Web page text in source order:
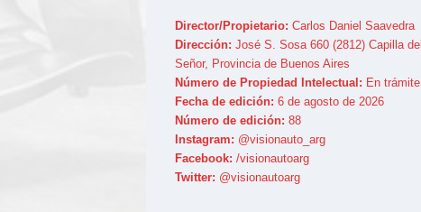
Director/Propietario: Carlos Daniel Saavedra
Dirección: José S. Sosa 660 (2812) Capilla del
Señor, Provincia de Buenos Aires
Número de Propiedad Intelectual: En trámite
Fecha de edición: 6 de agosto de 2026
Número de edición: 88
Instagram: @visionauto_arg
Facebook: /visionautoarg
Twitter: @visionautoarg